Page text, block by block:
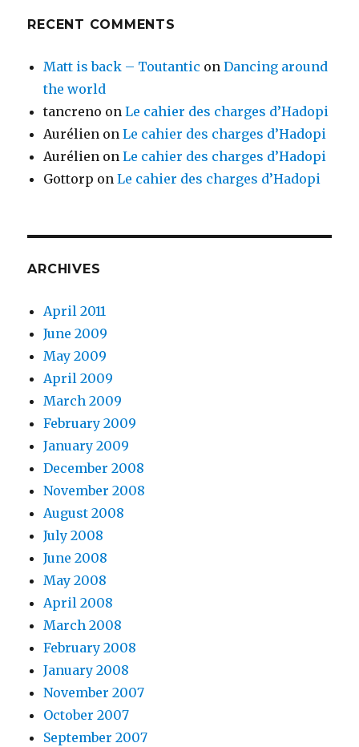
RECENT COMMENTS
Matt is back – Toutantic onDancing around
the world
tancreno onLe cahier des charges d’Hadopi
Aurélien onLe cahier des charges d’Hadopi
Aurélien onLe cahier des charges d’Hadopi
Gottorp onLe cahier des charges d’Hadopi
ARCHIVES
April 2011
June 2009
May 2009
April 2009
March 2009
February 2009
January 2009
December 2008
November 2008
August 2008
July 2008
June 2008
May 2008
April 2008
March 2008
February 2008
January 2008
November 2007
October 2007
September 2007